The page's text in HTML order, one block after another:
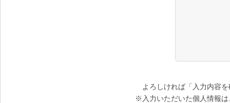
よろしければ「入力内容
※入力いただいた個人情報